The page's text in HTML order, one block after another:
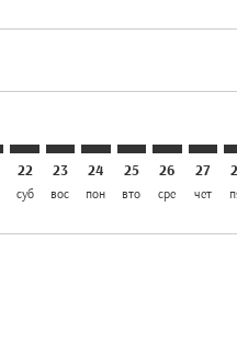
22
суб
23
вос
24
пон
25
вто
26
сре
27
чет